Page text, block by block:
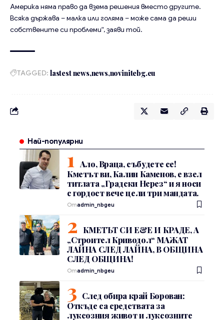
Америка няма право да взема решения вместо другите.
Всяка държава – малка или голяма – може сама да реши
собствените си проблеми“, заяви той.
TAGGED: lastest news news novinitebg.eu
Най-популярни
Ало, Враца, събудете се!
Кметът ви, Калин Каменов, е взел
титлата „Градски Нерез“ и я носи
с гордост вече цели три мандата.
Отadmin_nbgeu
КМЕТЪТ СИ Е&Е И КРАДЕ, А
„Строител Криводол“ МАЖАТ
ЛАЙНА СЛЕД ЛАЙНА, В ОБЩИНА
СЛЕД ОБЩИНА!
Отadmin_nbgeu
След обира край Борован:
Откъде са средствата за
луксозния живот и луксозните